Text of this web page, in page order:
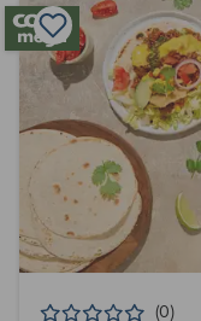
(0)